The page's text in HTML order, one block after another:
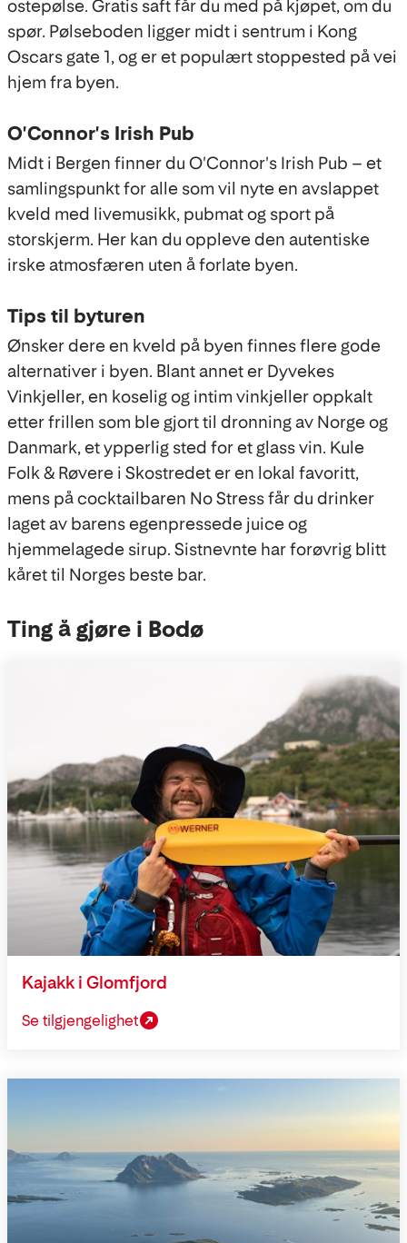
ostepølse. Gratis saft får du med på kjøpet, om du
spør. Pølseboden ligger midt i sentrum i Kong
Oscars gate 1, og er et populært stoppested på vei
hjem fra byen.
O'Connor's Irish Pub
Midt i Bergen finner du O'Connor's Irish Pub – et
samlingspunkt for alle som vil nyte en avslappet
kveld med livemusikk, pubmat og sport på
storskjerm. Her kan du oppleve den autentiske
irske atmosfæren uten å forlate byen.
Tips til byturen
Ønsker dere en kveld på byen finnes flere gode
alternativer i byen. Blant annet er Dyvekes
Vinkjeller, en koselig og intim vinkjeller oppkalt
etter frillen som ble gjort til dronning av Norge og
Danmark, et ypperlig sted for et glass vin. Kule
Folk & Røvere i Skostredet er en lokal favoritt,
mens på cocktailbaren No Stress får du drinker
laget av barens egenpressede juice og
hjemmelagede sirup. Sistnevnte har forøvrig blitt
kåret til Norges beste bar.
Ting å gjøre i Bodø
Kajakk i Glomfjord
Se tilgjengelighet